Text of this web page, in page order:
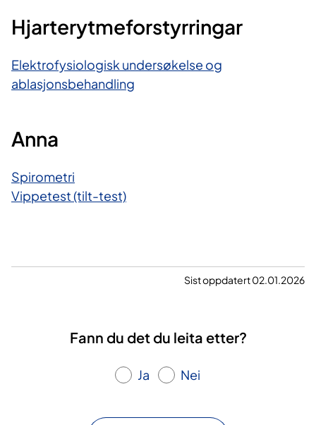
Hjarterytmeforstyrringar
Elektrofysiologisk undersøkelse og
ablasjonsbehandling
Anna
Spirometri
Vippetest (tilt-test)
Sist oppdatert 02.01.2026
Fann du det du leita etter?
Ja Nei